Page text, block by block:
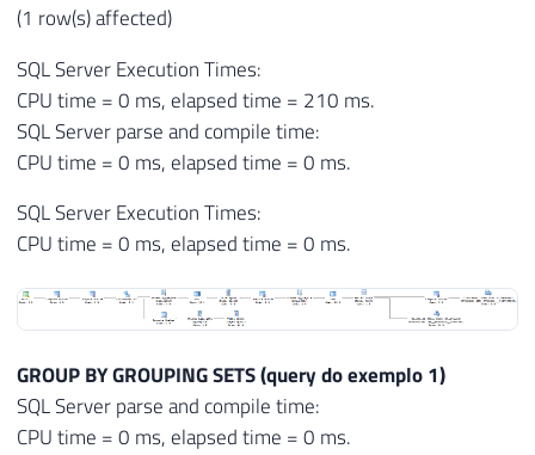
(1 row(s) affected)
SQL Server Execution Times:
CPU time = 0 ms, elapsed time = 210 ms.
SQL Server parse and compile time:
CPU time = 0 ms, elapsed time = 0 ms.
SQL Server Execution Times:
CPU time = 0 ms, elapsed time = 0 ms.
GROUP BY GROUPING SETS (query do exemplo 1)
SQL Server parse and compile time:
CPU time = 0 ms, elapsed time = 0 ms.